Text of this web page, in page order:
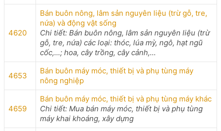
4620
Bán buôn nông, lâm sản nguyên liệu (trừ gỗ, tre,
nứa) và động vật sống
Chi tiết: Bán buôn nông, lâm sản nguyên liệu (trừ
gỗ, tre, nứa) các loại: thóc, lúa mỳ, ngô, hạt ngũ
cốc,...; hoa, cây trồng, cây cảnh,...
4653
Bán buôn máy móc, thiết bị và phụ tùng máy
nông nghiệp
4659
Bán buôn máy móc, thiết bị và phụ tùng máy khác
Chi tiết: Mua bán máy móc, thiết bị và phụ tùng
máy khai khoáng, xây dựng